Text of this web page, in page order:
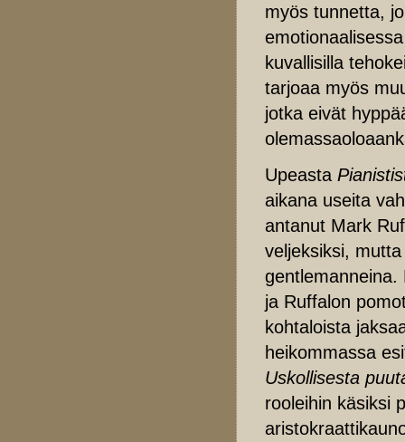
myös tunnetta,
kuvallisilla
tarjoaa myös
jotka eivät
Upeasta
aikana useita
antanut Mark
veljeksiksi,
ja Ruffalon
kohtaloista
heikommassa
Uskollisesta
rooleihin käsiksi